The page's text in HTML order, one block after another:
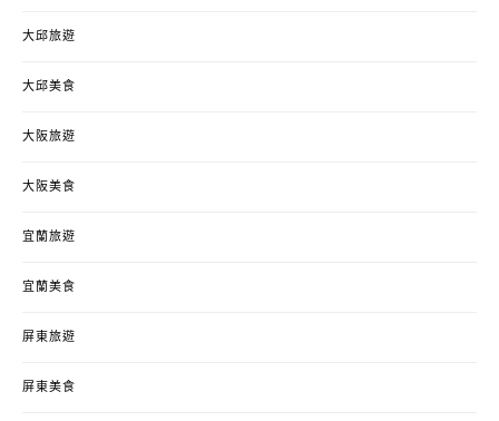
大邱旅遊
大邱美食
大阪旅遊
大阪美食
宜蘭旅遊
宜蘭美食
屏東旅遊
屏東美食